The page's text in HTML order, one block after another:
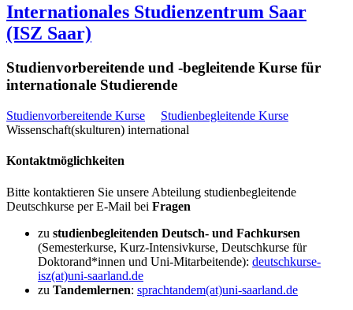
Internationales Studienzentrum Saar
(ISZ Saar)
Studienvorbereitende und -begleitende Kurse für
internationale Studierende
Studienvorbereitende Kurse
Studienbegleitende Kurse
Wissenschaft(skulturen) international
Kontaktmöglichkeiten
Bitte kontaktieren Sie unsere Abteilung studienbegleitende
Deutschkurse per E-Mail bei Fragen
zu studienbegleitenden Deutsch- und Fachkursen
(Semesterkurse, Kurz-Intensivkurse, Deutschkurse für
Doktorand*innen und Uni-Mitarbeitende): deutschkurse-
isz(at)uni-saarland.de
zu Tandemlernen: sprachtandem(at)uni-saarland.de